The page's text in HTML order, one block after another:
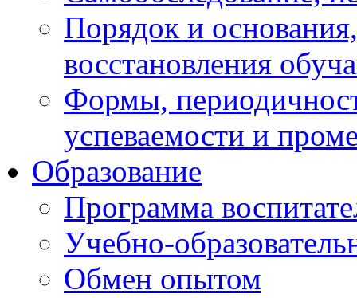
Порядок и
восстановления
Формы,
успеваемости и
Образование
Программа
Учебно-
Обмен опытом